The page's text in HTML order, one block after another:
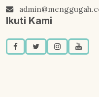
Ikuti Kami